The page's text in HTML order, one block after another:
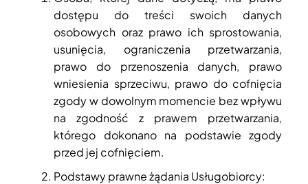
dostępu do treści swoich danych
osobowych oraz prawo ich sprostowania,
usunięcia, ograniczenia przetwarzania,
prawo do przenoszenia danych, prawo
wniesienia sprzeciwu, prawo do cofnięcia
zgody w dowolnym momencie bez wpływu
na zgodność z prawem przetwarzania,
którego dokonano na podstawie zgody
przed jej cofnięciem.
Podstawy prawne żądania Usługobiorcy: